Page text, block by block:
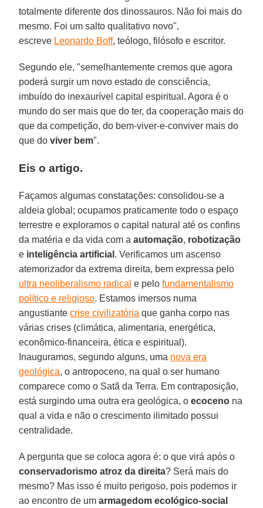
totalmente diferente dos dinossauros. Não foi mais do
mesmo. Foi um salto qualitativo novo",
escreve Leonardo Boff, teólogo, filósofo e escritor.
Segundo ele, "semelhantemente cremos que agora
poderá surgir um novo estado de consciência,
imbuído do inexaurível capital espiritual. Agora é o
mundo do ser mais que do ter, da cooperação mais do
que da competição, do bem-viver-e-conviver mais do
que doviver bem".
Eis o artigo.
Façamos algumas constatações: consolidou-se a
aldeia global; ocupamos praticamente todo o espaço
terrestre e exploramos o capital natural até os confins
da matéria e da vida com aautomação, robotização
e inteligência artificial . Verificamos um ascenso
atemorizador da extrema direita, bem expressa pelo
ultra neoliberalismo radical e pelofundamentalismo
político e religioso. Estamos imersos numa
angustiantecrise civilizatória que ganha corpo nas
várias crises (climática, alimentaria, energética,
econômico-financeira, ética e espiritual).
Inauguramos, segundo alguns, uma nova era
geológica, o antropoceno, na qual o ser humano
comparece como o Satã da Terra. Em contraposição,
está surgindo uma outra era geológica, oecoceno na
qual a vida e não o crescimento ilimitado possui
centralidade.
A pergunta que se coloca agora é: o que virá após o
conservadorismo atroz da direita? Será mais do
mesmo? Mas isso é muito perigoso, pois podemos ir
ao encontro de umarmagedom ecológico-social